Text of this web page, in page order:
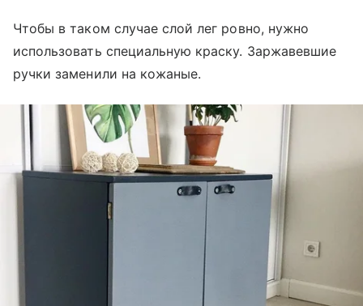
Чтобы в таком случае слой лег ровно, нужно
использовать специальную краску. Заржавевшие
ручки заменили на кожаные.